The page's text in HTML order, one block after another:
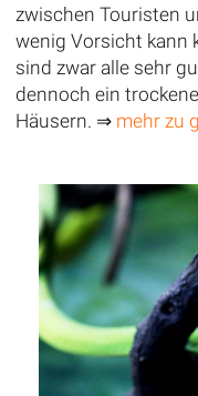
zwischen Touristen
wenig Vorsicht kann
sind zwar alle sehr
dennoch ein
Häusern. ⇒ mehr zu